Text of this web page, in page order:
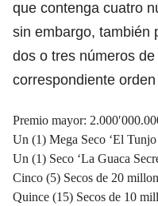
que contenga cuatro
sin embargo, también
dos o tres números
correspondiente
Premio mayor:
Un (1) Mega Seco ‘El Tunjo
Un (1) Seco ‘La Guaca
Cinco (5) Secos de 20
Quince (15) Secos de 10